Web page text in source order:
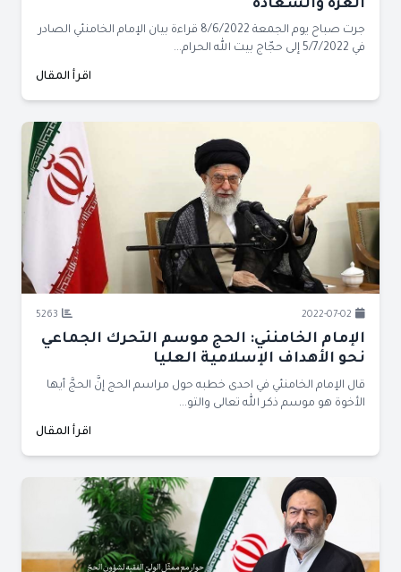
العزّة والسعادة
جرت صباح يوم الجمعة 8/6/2022 قراءة بيان الإمام الخامنئي الصادر
في 5/7/2022 إلى حجّاج بيت الله الحرام...
اقرأ المقال
2022-07-02
5263
الإمام الخامنئي: الحج موسم التحرك الجماعي
نحو الأهداف الإسلامية العليا
قال الإمام الخامنئي في احدى خطبه حول مراسم الحج إنَّ الحجَّ أيها
الأخوة هو موسم ذكر الله تعالى والتو...
اقرأ المقال